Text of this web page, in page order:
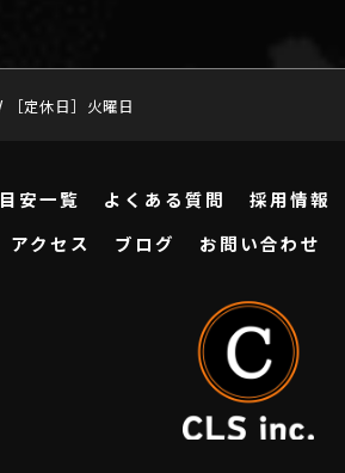
［定休日］火曜日
安一覧 よくある質問 採用情報
アクセス ブログ お問い合わせ